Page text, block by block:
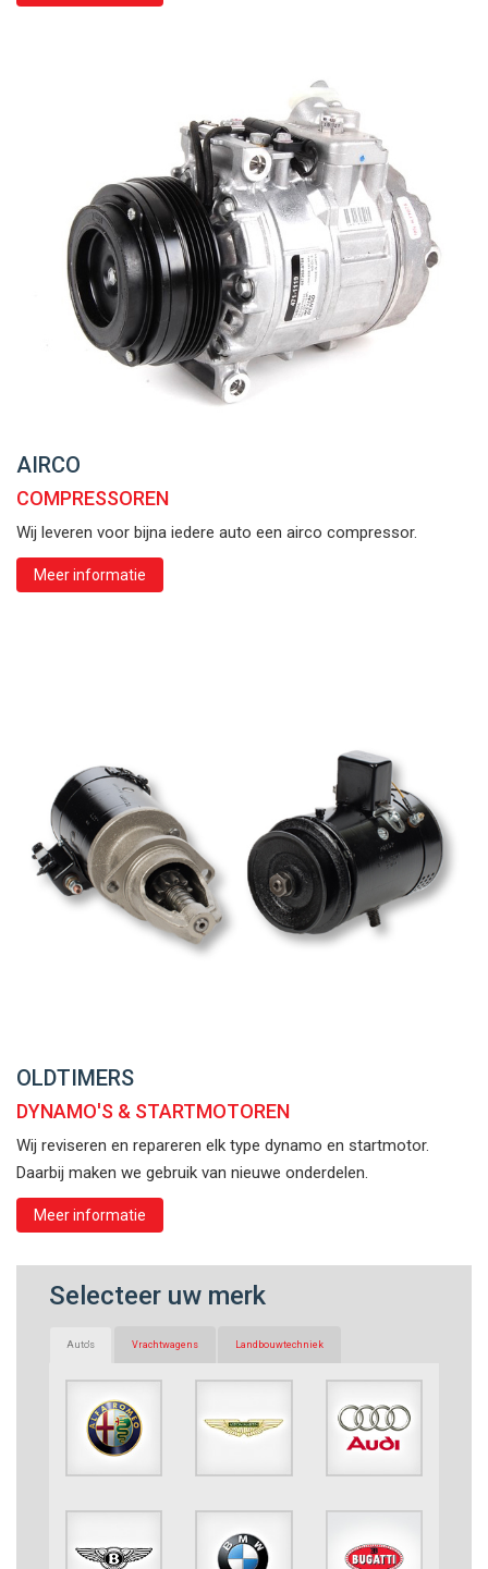
AIRCO
COMPRESSOREN
Wij leveren voor bijna iedere auto een airco compressor.
Meer informatie
OLDTIMERS
DYNAMO'S & STARTMOTOREN
Wij reviseren en repareren elk type dynamo en startmotor.
Daarbij maken we gebruik van nieuwe onderdelen.
Meer informatie
Selecteer uw merk
Auto's Vrachtwagens Landbouwtechniek